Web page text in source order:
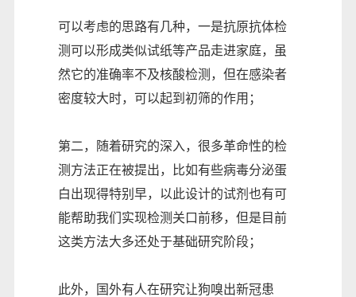
可以考虑的思路有几种，一是抗原抗体检
测可以形成类似试纸等产品走进家庭，虽
然它的准确率不及核酸检测，但在感染者
密度较大时，可以起到初筛的作用；
第二，随着研究的深入，很多革命性的检
测方法正在被提出，比如有些病毒分泌蛋
白出现得特别早，以此设计的试剂也有可
能帮助我们实现检测关口前移，但是目前
这类方法大多还处于基础研究阶段；
此外，国外有人在研究让狗嗅出新冠患